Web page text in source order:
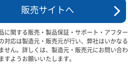
販売サイトへ
に関する販売・製品保証・サポート・アフター
対応は製造元・販売元が行い、弊社はいかなる
せん。詳しくは、製造元・販売元にお問い合わ
すようお願いいたします。